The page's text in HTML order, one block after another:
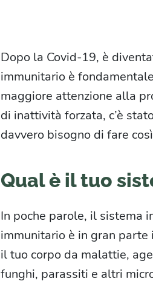
Dopo la Covid-19, è
immunitario è
maggiore attenzione alla
di inattività forzata, c’è
davvero bisogno di fare
Qual è il tuo
In poche parole, il sistema
immunitario è in gran
il tuo corpo da malattie,
funghi, parassiti e altri